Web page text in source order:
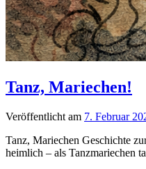
Tanz, Mariechen!
Veröffentlicht am 7. Februar
Tanz, Mariechen Geschichte
heimlich – als Tanzmariechen